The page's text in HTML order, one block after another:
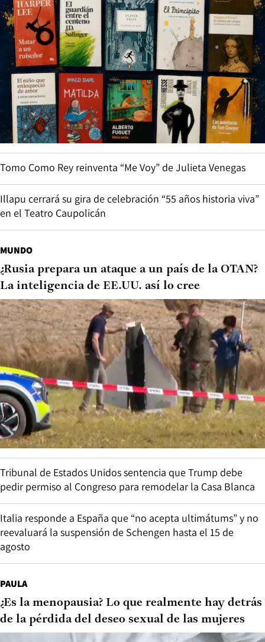
Tomo Como Rey reinventa “Me Voy” de Julieta Venegas
Illapu cerrará su gira de celebración “55 años historia viva”
en el Teatro Caupolicán
MUNDO
¿Rusia prepara un ataque a un país de la OTAN?
La inteligencia de EE.UU. así lo cree
Tribunal de Estados Unidos sentencia que Trump debe
pedir permiso al Congreso para remodelar la Casa Blanca
Italia responde a España que “no acepta ultimátums” y no
reevaluará la suspensión de Schengen hasta el 15 de
agosto
PAULA
¿Es la menopausia? Lo que realmente hay detrás
de la pérdida del deseo sexual de las mujeres